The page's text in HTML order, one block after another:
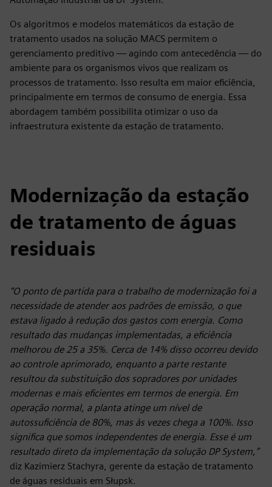
Os algoritmos e modelos matemáticos da estação de
tratamento usados na solução MACS permitem o
gerenciamento preditivo — agindo com antecedência — do
ambiente para os organismos vivos que realizam os
processos de tratamento. Isso resulta em maior eficiência,
principalmente em termos de consumo de energia. Essa
abordagem também possibilita otimizar o uso da
infraestrutura existente da estação de tratamento.
Modernização da estação
de tratamento de águas
residuais
“O ponto de partida para o trabalho de modernização foi a
necessidade de atender aos padrões de emissão, o que
estava ligado à redução dos gastos com energia. Como
resultado das mudanças implementadas, a eficiência
melhorou de 25 a 35%. Cerca de 14% disso ocorreu devido
ao controle aprimorado, enquanto a parte restante
resultou da substituição dos sopradores por unidades
modernas e mais eficientes em termos de energia. Em
operação normal, a planta atinge um nível de
autossuficiência de 80%, mas às vezes chega a 100%. Isso
significa que somos independentes de energia. Esse é um
resultado direto da implementação da solução DP System,”
diz Kazimierz Stachyra, gerente da estação de tratamento
de águas residuais em Słupsk.